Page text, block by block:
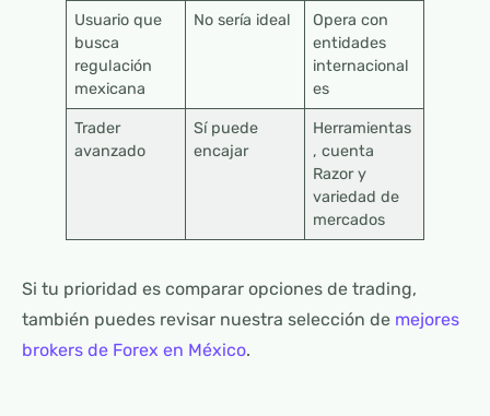
Usuario que
busca
regulación
mexicana
No sería ideal
Opera con
entidades
internacional
es
Trader
avanzado
Sí puede
encajar
Herramientas
, cuenta
Razor y
variedad de
mercados
Si tu prioridad es comparar opciones de trading,
también puedes revisar nuestra selección de mejores
brokers de Forex en México.